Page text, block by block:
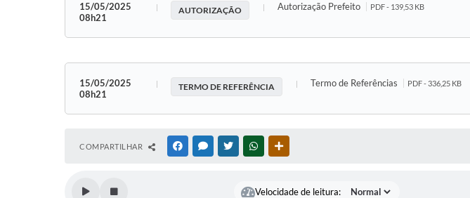
15/05/2025
08h21
AUTORIZAÇÃO Autorização Prefeito PDF - 139,53 KB
15/05/2025
08h21
TERMO DE REFERÊNCIA Termo de Referências PDF - 336,25 KB
COMPARTILHAR FACEBOOKMESSENGER
TWITTERWHATSAPP
Velocidade de leitura: